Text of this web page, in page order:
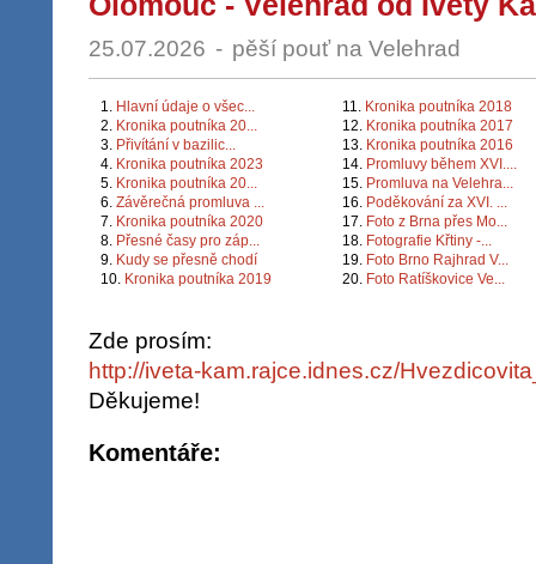
25.07.2026 - pěší pouť na Velehrad
1.
Hlavní údaje o všec...
2. Kronika poutníka 20...
3. Přivítání v bazilic...
4. Kronika poutníka 2023
5. Kronika poutníka 20...
6. Závěrečná promluva ...
7. Kronika poutníka 2020
8. Přesné časy pro záp...
9. Kudy se přesně chodí
10. Kronika poutníka 2019
11. Kronika poutníka 2018
12. Kronika poutníka 2017
13. Kronika poutníka 2016
14. Promluvy během XVI....
15. Promluva na Velehra...
16. Poděkování za XVI. ...
17. Foto z Brna přes Mo...
18. Fotografie Křtiny -...
19. Foto Brno Rajhrad V...
20. Foto Ratíškovice Ve...
Zde prosím:
http://iveta-kam.rajce.idnes.cz/
Děkujeme!
Komentáře: